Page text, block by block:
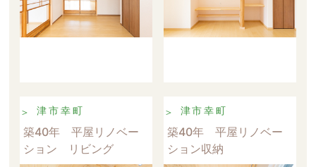
津市幸町
築40年 平屋リノベー
ション リビング
津市幸町
築40年 平屋リノベー
ション収納